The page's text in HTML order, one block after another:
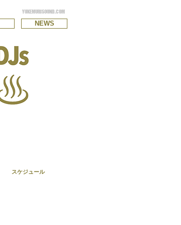
YUKEMURISOUND.COM
NEWS
スケジュール